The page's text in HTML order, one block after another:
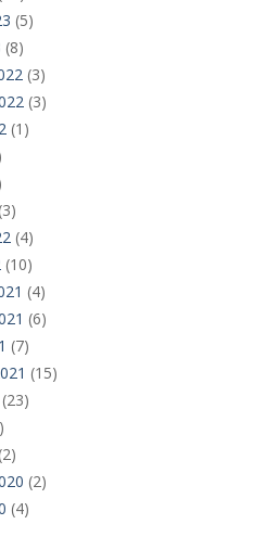
(5)
(8)
(3)
(3)
(1)
(4)
(10)
(4)
(6)
(7)
(15)
(23)
(2)
(2)
(4)